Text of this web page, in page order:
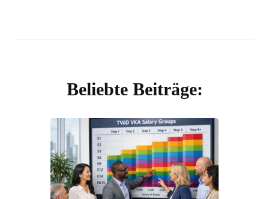
Beliebte Beiträge: